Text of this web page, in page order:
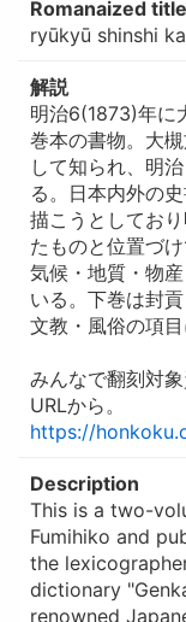
Romanaized title
ryūkyū shinshi
解説
明治6(1873)年に
巻本の書物。大
して知られ、明
る。日本内外の
描こうとしてお
たものと位置づ
気候・地質・物
いる。下巻は封
文教・風俗の項目
みんなで翻刻対
URLから。
https://
Description
This is a two-
Fumihiko and
the
dictionary
renowned